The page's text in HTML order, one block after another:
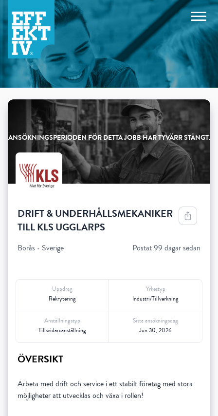
Products
DRIFT & UNDERHÅLLSMEKANIKER
TILL KLS UGGLARPS
Borås • Sverige Postat 99 dagar sedan
Rekrytering
Uppdrag
Industri/Tillverkning
Yrkestyp
Tillsvidareanställning
Anställningstyp
Jun 30, 2026
Sista ansökningsdag
ÖVERSIKT
Arbeta med drift och service i ett stabilt företag med stora
möjligheter att utvecklas och växa i rollen!